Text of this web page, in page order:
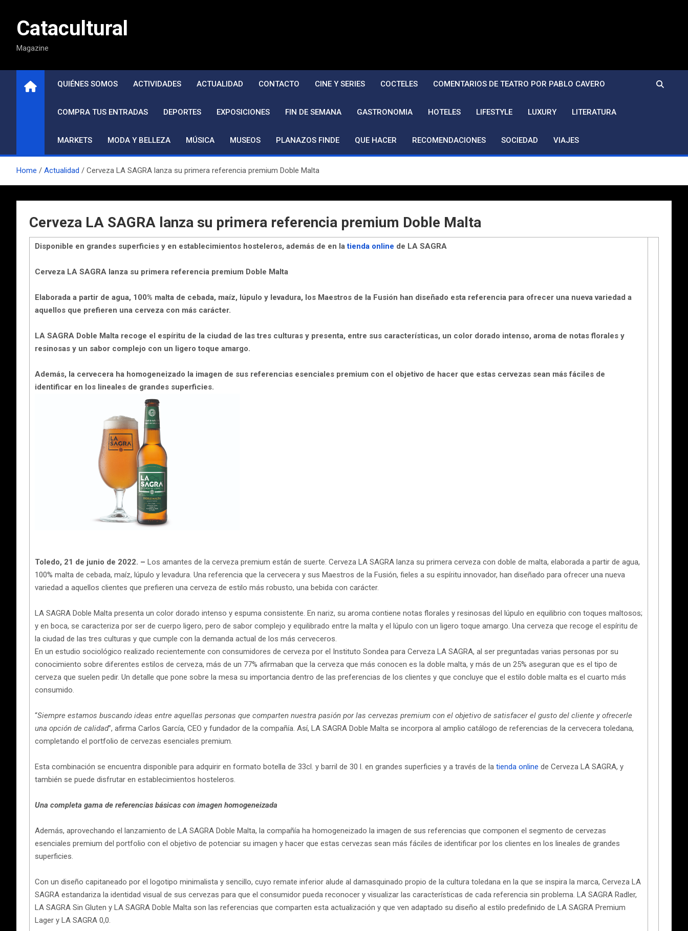
contenidoCatacultural
Magazine
QUIÉNES SOMOS ACTIVIDADES ACTUALIDAD CONTACTO CINE Y SERIES COCTELES COMENTARIOS DE TEATRO POR PABLO CAVERO
COMPRA TUS ENTRADAS DEPORTES EXPOSICIONES FIN DE SEMANA GASTRONOMIA HOTELES LIFESTYLE LUXURY LITERATURA
MARKETS MODA Y BELLEZA MÚSICA MUSEOS PLANAZOS FINDE QUE HACER RECOMENDACIONES SOCIEDAD VIAJES
Home Actualidad Cerveza LA SAGRA lanza su primera referencia premium Doble Malta
Cerveza LA SAGRA lanza su primera referencia premium Doble Malta
Disponible en grandes superficies y en establecimientos hosteleros, además de en latienda online de LA SAGRA
Cerveza LA SAGRA lanza su primera referencia premium Doble Malta
Elaborada a partir de agua, 100% malta de cebada, maíz, lúpulo y levadura, los Maestros de la Fusión han diseñado esta referencia para ofrecer una nueva variedad a
aquellos que prefieren una cerveza con más carácter.
LA SAGRA Doble Malta recoge el espíritu de la ciudad de las tres culturas y presenta, entre sus características, un color dorado intenso, aroma de notas florales y
resinosas y un sabor complejo con un ligero toque amargo.
Además, la cervecera ha homogeneizado la imagen de sus referencias esenciales premium con el objetivo de hacer que estas cervezas sean más fáciles de
identificar en los lineales de grandes superficies.
Toledo, 21 de junio de 2022. – Los amantes de la cerveza premium están de suerte. Cerveza LA SAGRA lanza su primera cerveza con doble de malta, elaborada a partir de agua,
100% malta de cebada, maíz, lúpulo y levadura. Una referencia que la cervecera y sus Maestros de la Fusión, fieles a su espíritu innovador, han diseñado para ofrecer una nueva
variedad a aquellos clientes que prefieren una cerveza de estilo más robusto, una bebida con carácter.
LA SAGRA Doble Malta presenta un color dorado intenso y espuma consistente. En nariz, su aroma contiene notas florales y resinosas del lúpulo en equilibrio con toques maltosos;
y en boca, se caracteriza por ser de cuerpo ligero, pero de sabor complejo y equilibrado entre la malta y el lúpulo con un ligero toque amargo. Una cerveza que recoge el espíritu de
la ciudad de las tres culturas y que cumple con la demanda actual de los más cerveceros.
En un estudio sociológico realizado recientemente con consumidores de cerveza por el Instituto Sondea para Cerveza LA SAGRA, al ser preguntadas varias personas por su
conocimiento sobre diferentes estilos de cerveza, más de un 77% afirmaban que la cerveza que más conocen es la doble malta, y más de un 25% aseguran que es el tipo de
cerveza que suelen pedir. Un detalle que pone sobre la mesa su importancia dentro de las preferencias de los clientes y que concluye que el estilo doble malta es el cuarto más
consumido.
“Siempre estamos buscando ideas entre aquellas personas que comparten nuestra pasión por las cervezas premium con el objetivo de satisfacer el gusto del cliente y ofrecerle
una opción de calidad”, afirma Carlos García, CEO y fundador de la compañía. Así, LA SAGRA Doble Malta se incorpora al amplio catálogo de referencias de la cervecera toledana,
completando el portfolio de cervezas esenciales premium.
Esta combinación se encuentra disponible para adquirir en formato botella de 33cl. y barril de 30 l. en grandes superficies y a través de la tienda online de Cerveza LA SAGRA, y
también se puede disfrutar en establecimientos hosteleros.
Una completa gama de referencias básicas con imagen homogeneizada
Además, aprovechando el lanzamiento de LA SAGRA Doble Malta, la compañía ha homogeneizado la imagen de sus referencias que componen el segmento de cervezas
esenciales premium del portfolio con el objetivo de potenciar su imagen y hacer que estas cervezas sean más fáciles de identificar por los clientes en los lineales de grandes
superficies.
Con un diseño capitaneado por el logotipo minimalista y sencillo, cuyo remate inferior alude al damasquinado propio de la cultura toledana en la que se inspira la marca, Cerveza LA
SAGRA estandariza la identidad visual de sus cervezas para que el consumidor pueda reconocer y visualizar las características de cada referencia sin problema. LA SAGRA Radler,
LA SAGRA Sin Gluten y LA SAGRA Doble Malta son las referencias que comparten esta actualización y que ven adaptado su diseño al estilo predefinido de LA SAGRA Premium
Lager y LA SAGRA 0,0.